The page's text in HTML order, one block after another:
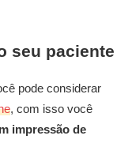
seu paciente
pode considerar
, com isso você
impressão de